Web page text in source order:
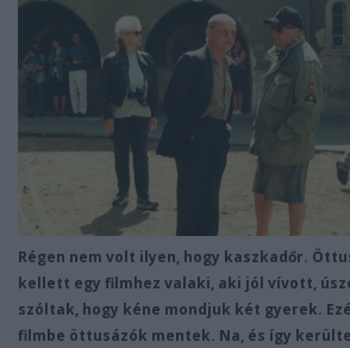
Régen nem volt ilyen, hogy kaszkadőr.
kellett egy filmhez valaki, aki jól vívott,
szóltak, hogy kéne mondjuk két gyerek.
filmbe öttusázók mentek. Na, és így